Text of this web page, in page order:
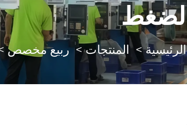
>المنتجات>ربيع مخصص